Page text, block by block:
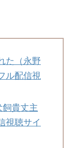
た（永野
ル配信視
飼貴丈主
視聴サイ